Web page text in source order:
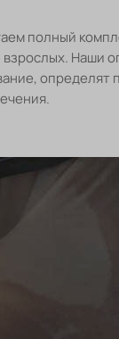
полный
взрослых. Наши
определят